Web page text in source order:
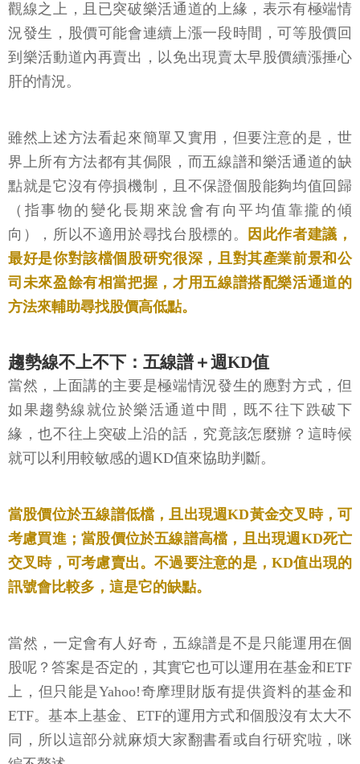
觀線之上，且已突破樂活通道的上緣，表示有極端情
況發生，股價可能會連續上漲一段時間，可等股價回
到樂活動道內再賣出，以免出現賣太早股價續漲捶心
肝的情況。
雖然上述方法看起來簡單又實用，但要注意的是，世
界上所有方法都有其侷限，而五線譜和樂活通道的缺
點就是它沒有停損機制，且不保證個股能夠均值回歸
（指事物的變化長期來說會有向平均值靠攏的傾
向），所以不適用於尋找台股標的。
因此作者建議，
最好是你對該檔個股研究很深，且對其產業前景和公
司未來盈餘有相當把握，才用五線譜搭配樂活通道的
方法來輔助尋找股價高低點。
趨勢線不上不下：五線譜＋週KD值
當然，上面講的主要是極端情況發生的應對方式，但
如果趨勢線就位於樂活通道中間，既不往下跌破下
緣，也不往上突破上沿的話，究竟該怎麼辦？這時候
就可以利用較敏感的週KD值來協助判斷。
當股價位於五線譜低檔，且出現週KD黃金交叉時，可
考慮買進；當股價位於五線譜高檔，且出現週KD死亡
交叉時，可考慮賣出。不過要注意的是，KD值出現的
訊號會比較多，這是它的缺點。
當然，一定會有人好奇，五線譜是不是只能運用在個
股呢？答案是否定的，其實它也可以運用在基金和ETF
上，但只能是Yahoo!奇摩理財版有提供資料的基金和
ETF。基本上基金、ETF的運用方式和個股沒有太大不
同，所以這部分就麻煩大家翻書看或自行研究啦，咪